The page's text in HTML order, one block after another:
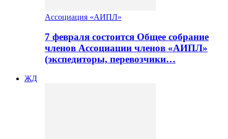
Ассоциация «АИПЛ»
7 февраля состоится Общее собрание
членов Ассоциации членов «АИПЛ»
(экспедиторы, перевозчики…
ЖД